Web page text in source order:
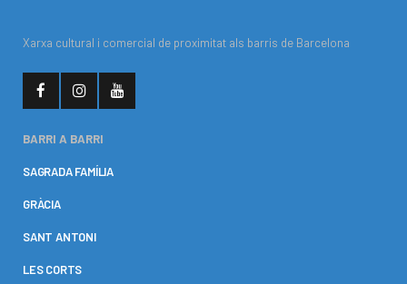
Xarxa cultural i comercial de proximitat als barris de Barcelona
BARRI A BARRI
SAGRADA FAMÍLIA
GRÀCIA
SANT ANTONI
LES CORTS